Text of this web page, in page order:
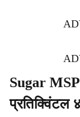
Sugar
प्रतिक्विंटल